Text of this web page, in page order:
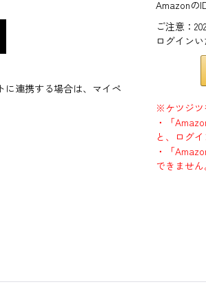
に連携する場合は、マイペ
Amazonの
ご注意：
ログイン
※ケツジツ
・「
と、ログ
・「
できません